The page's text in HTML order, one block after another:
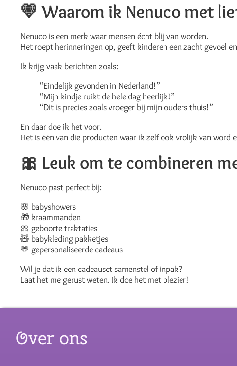
💛Waarom ik Nenuco met
Nenuco is een merk waar mensen écht blij van worden.
Het roept herinneringen op, geeft kinderen een zacht gevoel
Ik krijg vaak berichten zoals:
“Eindelijk gevonden in Nederland!”
“Mijn kindje ruikt de hele dag heerlijk!”
“Dit is precies zoals vroeger bij mijn ouders thuis!”
En daar doe ik het voor.
Het is één van die producten waar ik zelf ook vrolijk van word
🎀 Leuk om te combineren
Nenuco past perfect bij:
🌸 babyshowers
🎁 kraammanden
🎀 geboorte traktaties
🧸 babykleding pakketjes
💛 gepersonaliseerde cadeaus
Wil je dat ik een cadeauset samenstel of inpak?
Laat het me gerust weten. Ik doe het met plezier!
Over ons